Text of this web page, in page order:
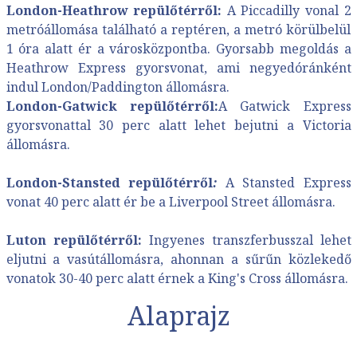
London-Heathrow repülőtérről: A Piccadilly vonal 2
metróállomása található a reptéren, a metró körülbelül
1 óra alatt ér a városközpontba. Gyorsabb megoldás a
Heathrow Express gyorsvonat, ami negyedóránként
indul London/Paddington állomásra.
London-Gatwick repülőtérről:A Gatwick Express
gyorsvonattal 30 perc alatt lehet bejutni a Victoria
állomásra.
London-Stansted repülőtérről: A Stansted Express
vonat 40 perc alatt ér be a Liverpool Street állomásra.
Luton repülőtérről: Ingyenes transzferbusszal lehet
eljutni a vasútállomásra, ahonnan a sűrűn közlekedő
vonatok 30-40 perc alatt érnek a King's Cross állomásra.
Alaprajz